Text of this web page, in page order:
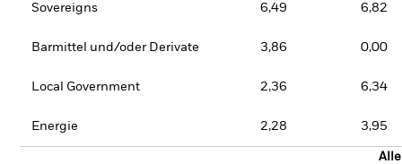
Sovereigns 6,49 6,82
Barmittel und/oder Derivate 3,86 0,00
Local Government 2,36 6,34
Energie 2,28 3,95